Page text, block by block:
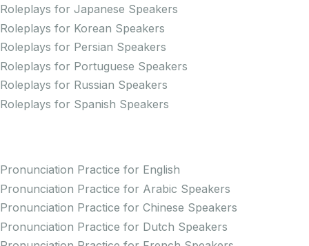
Roleplays for Japanese Speakers
Roleplays for Korean Speakers
Roleplays for Persian Speakers
Roleplays for Portuguese Speakers
Roleplays for Russian Speakers
Roleplays for Spanish Speakers
Pronunciation Practice for English
Pronunciation Practice for Arabic Speakers
Pronunciation Practice for Chinese Speakers
Pronunciation Practice for Dutch Speakers